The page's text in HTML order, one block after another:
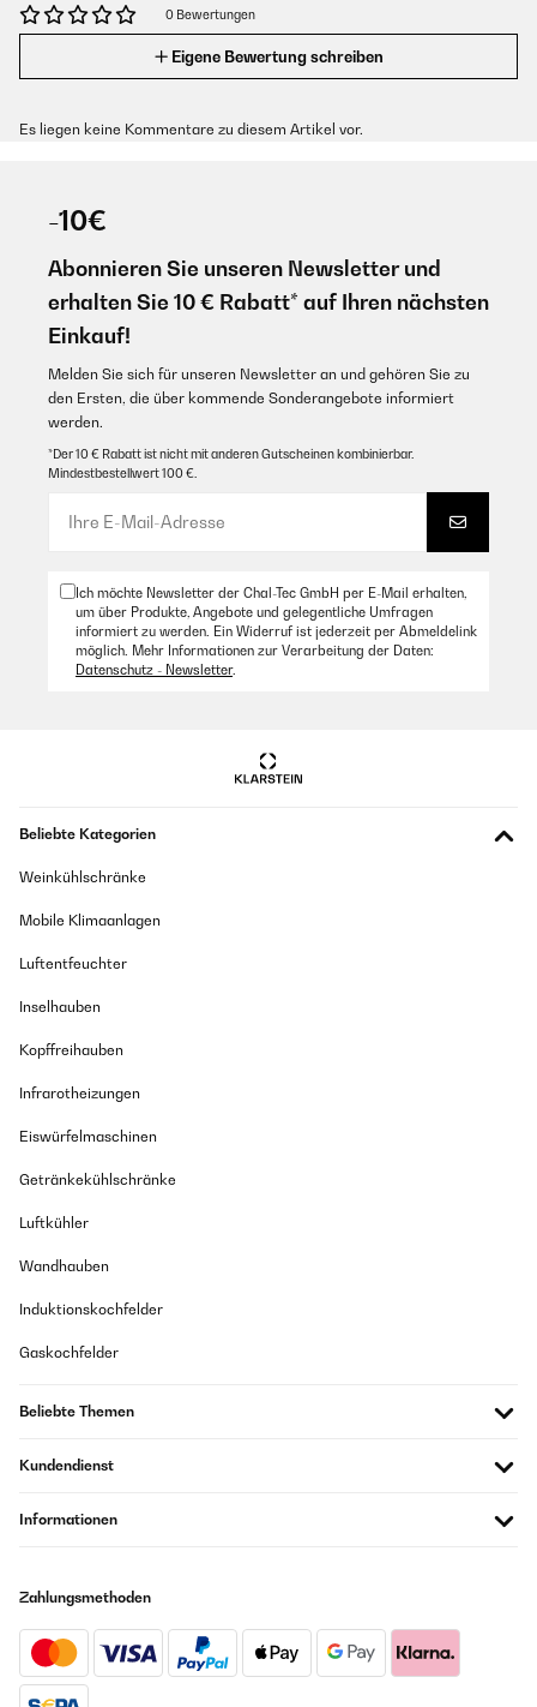
0 Bewertungen
Eigene Bewertung schreiben
Es liegen keine Kommentare zu diesem Artikel vor.
-10€
Abonnieren Sie unseren Newsletter und
erhalten Sie 10 € Rabatt* auf Ihren nächsten
Einkauf!
Melden Sie sich für unseren Newsletter an und gehören Sie zu
den Ersten, die über kommende Sonderangebote informiert
werden.
*Der 10 € Rabatt ist nicht mit anderen Gutscheinen kombinierbar.
Mindestbestellwert 100 €.
Ich möchte Newsletter der Chal-Tec GmbH per E-Mail erhalten,
um über Produkte, Angebote und gelegentliche Umfragen
informiert zu werden. Ein Widerruf ist jederzeit per Abmeldelink
möglich. Mehr Informationen zur Verarbeitung der Daten:
Datenschutz - Newsletter.
Beliebte Kategorien
Weinkühlschränke
Mobile Klimaanlagen
Luftentfeuchter
Inselhauben
Kopffreihauben
Infrarotheizungen
Eiswürfelmaschinen
Getränkekühlschränke
Luftkühler
Wandhauben
Induktionskochfelder
Gaskochfelder
Beliebte Themen
Kundendienst
Informationen
Zahlungsmethoden